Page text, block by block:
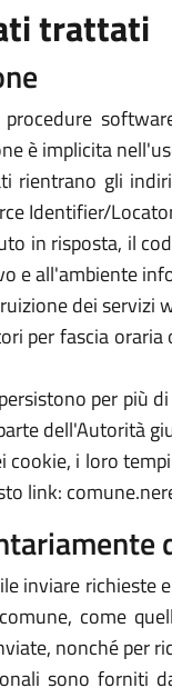
trattati
è implicita
rientrano gli
Identifier/
in risposta, il
e all'ambiente
dei
per fascia
per più
dell'Autorità
cookie, i loro
link:
inviare
come
nonché per
sono forniti